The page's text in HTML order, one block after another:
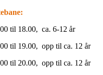
til 18.00, ca. 6-12 år
til 19.00, opp til ca. 12 år
til 20.00, opp til ca. 12 år